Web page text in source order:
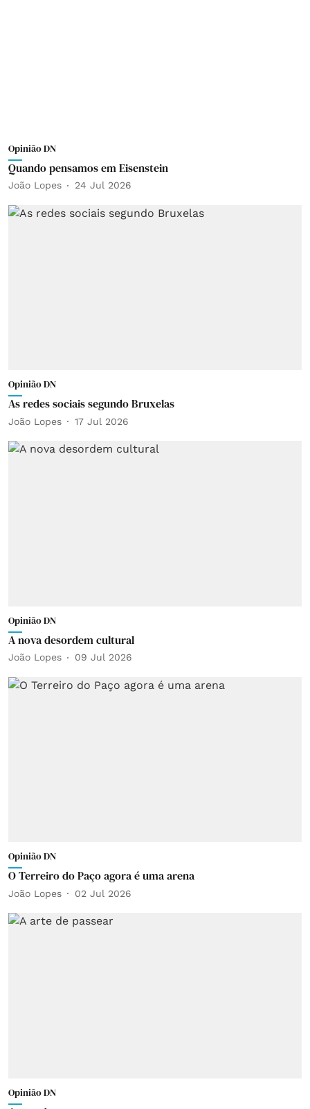
Opinião DN
Quando pensamos em Eisenstein
João Lopes 24 Jul 2026
Opinião DN
As redes sociais segundo Bruxelas
João Lopes 17 Jul 2026
Opinião DN
A nova desordem cultural
João Lopes 09 Jul 2026
Opinião DN
O Terreiro do Paço agora é uma arena
João Lopes 02 Jul 2026
Opinião DN